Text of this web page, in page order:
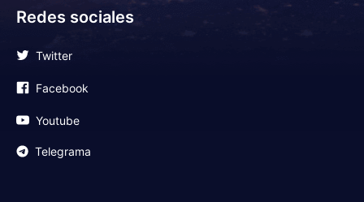
Redes sociales
Twitter
Facebook
Youtube
Telegrama